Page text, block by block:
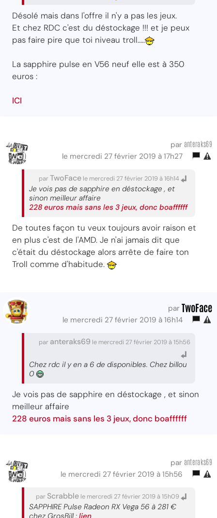
Désolé mais dans l'offre il n'y a pas les jeux.
Et chez RDC c'est du déstockage !!! et je peux
pas faire pire que toi niveau troll.....
La sapphire pulse en V56 neuf elle est à 350
euros :
ICI
par anteraks69
le mercredi 27 février 2019 à 17h27
parTwoFace le mercredi 27 février 2019 à 16h14
Je vois pas de sapphire en déstockage , et
sinon meilleur affaire
228 euros mais sans les 3 jeux, donc boaffffff
De toutes façon tu veux toujours avoir raison et
en plus c'est de l'AMD. Je n'ai jamais dit que
c'était du déstockage alors arrête de faire ton
Troll comme d'habitude.
par TwoFace
le mercredi 27 février 2019 à 16h14
par anteraks69 le mercredi 27 février 2019 à 15h56
Chez rdc il y en a 6 de disponibles. Chez billou
0
Je vois pas de sapphire en déstockage , et sinon
meilleur affaire
228 euros mais sans les 3 jeux, donc boaffffff
par anteraks69
le mercredi 27 février 2019 à 15h56
par Scrabble le mercredi 27 février 2019 à 15h09
SAPPHIRE Pulse Radeon RX Vega 56 à 281 €
chez GrosBill : lien